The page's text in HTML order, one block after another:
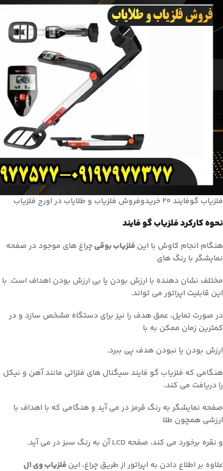
فلزیاب گوفایند ۲۰ خریدوفروش فلزیاب و طلایاب در اورج فلزیاب
نحوه کارکرد فلزیاب گو فایند
هنگام انجام کاوش با این فلزیاب بوقیچراغ های موجود در صفحه
نمایشگر با رنگ های
مختلف نشان دهنده با ارزش بودن یا بی ارزش بودن اهداف است. با
این قابلیت اپراتور می تواند.
در صورت تمایل، عمق هدف را نیز برای دستگاه مشخص سازد و در
کمترین زمان ممکن به با
ارزش بودن یا نبودن هدف پی ببرد.
هنگامی که فلزیاب گو فایند سیگنال های فلزاتی مانند آهن و نیکل
را دریافت می‌ کند،
صفحه نمایشگر به رنگ قرمز در می آید و هنگامی که با اهداف با
ارزشی همچون طلا
و نقره برخورد می کند، صفحه LCD آن به رنگ سبز در می آید.
علاوه بر اطلاع دادن به اپراتور از طریق چراغ، این فلزیاب وی ال